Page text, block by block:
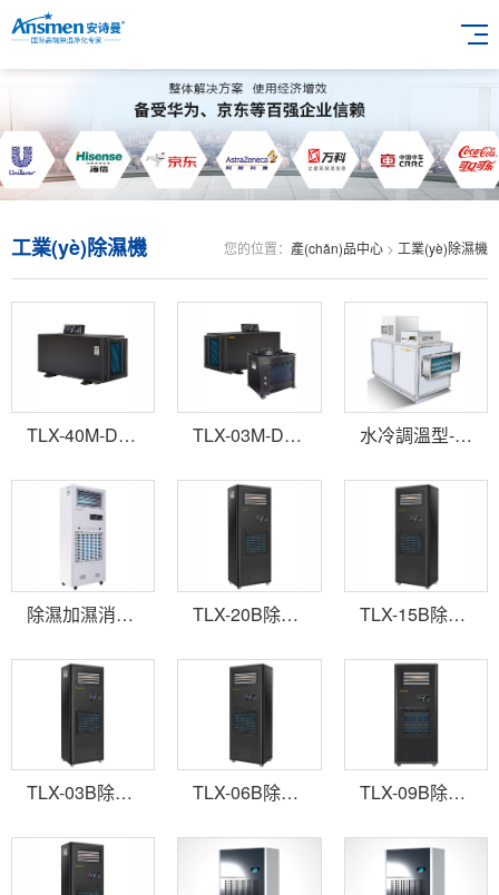
您的位置： 產(chǎn)品中心 > 工業(yè)除濕機
工業(yè)除濕機
TLX-40M-D吊頂管道調溫降溫除濕機 TLX-03M-D吊頂管道調溫降溫除濕機 水冷調溫型-非標定制型除濕機
除濕加濕消毒凈化一體機B TLX-20B除濕加濕一體機 TLX-15B除濕加濕一體機
TLX-03B除濕加濕一體機 TLX-06B除濕加濕一體機 TLX-09B除濕加濕一體機